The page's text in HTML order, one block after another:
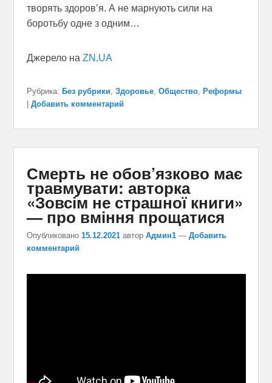
творять здоров’я. А не марнують сили на
боротьбу одне з одним…
Джерело на ZN,UA
Рубрика: Без рубрики, Здоровье, Общество, Реформы
Добавить комментарий
Смерть не обов’язково має
травмувати: авторка
«Зовсім не страшної книги»
— про вміння прощатися
Опубликовано 15.12.2021 автор Админ1 — Добавить
комментарий